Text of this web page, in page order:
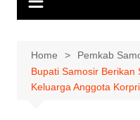
Home
Pemkab
Bupati Samosir Berikan
Keluarga Anggota